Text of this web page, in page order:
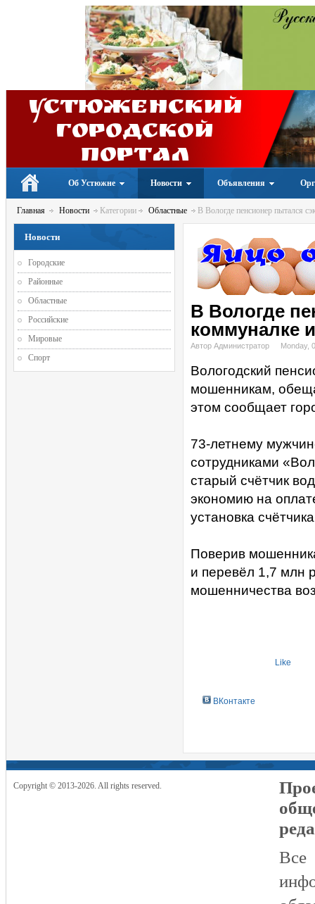
Устюженский
Городской
портал
Об Устюжне Новости Объявления
Главная Новости Категории Областные В Вологде пенсионер пытался
В Вологде
коммуналке
Автор Администратор Monday,
Вологодский
мошенникам,
этом сообщает
73-летнему
сотрудниками
старый счётчик
экономию на
установка
Поверив
и перевёл 1,7 млн
мошенничества
Like
ВКонтакте
Новости
Городские
Районные
Областные
Российские
Мировые
Спорт
Copyright © 2013-2026. All rights reserved.